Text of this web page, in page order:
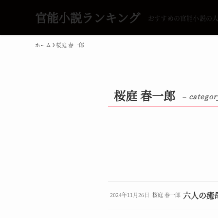
官能小説ランキング おすすめの官能小説の
ホーム 桜庭 春一郎
桜庭 春一郎 –
2024年11月26日 桜庭 春一郎 六人の癒